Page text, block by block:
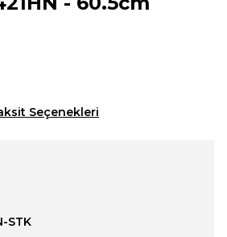
Seçenekleri
STK